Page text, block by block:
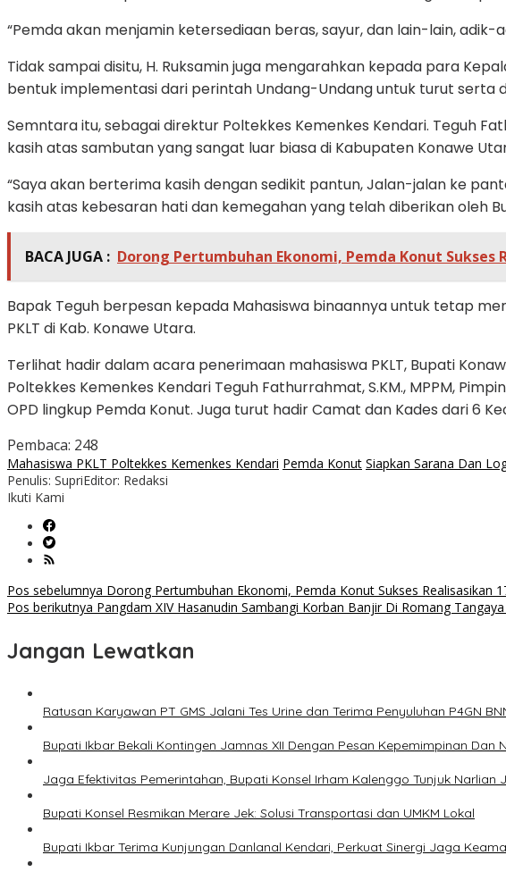
“Pemda akan menjamin ketersediaan beras, sayur, dan lain-lain, adik-
Tidak sampai disitu, H. Ruksamin juga mengarahkan kepada para
bentuk implementasi dari perintah Undang-Undang untuk turut serta
Semntara itu, sebagai direktur Poltekkes Kemenkes Kendari. Teguh
kasih atas sambutan yang sangat luar biasa di Kabupaten Konawe
“Saya akan berterima kasih dengan sedikit pantun, Jalan-jalan ke
kasih atas kebesaran hati dan kemegahan yang telah diberikan oleh
BACA JUGA : Dorong Pertumbuhan Ekonomi, Pemda Konut Sukses
Bapak Teguh berpesan kepada Mahasiswa binaannya untuk tetap
PKLT di Kab. Konawe Utara.
Terlihat hadir dalam acara penerimaan mahasiswa PKLT, Bupati Konawe
Poltekkes Kemenkes Kendari Teguh Fathurrahmat, S.KM., MPPM,
OPD lingkup Pemda Konut. Juga turut hadir Camat dan Kades dari 6
Pembaca: 248
Mahasiswa PKLT Poltekkes Kemenkes Kendari Pemda Konut Siapkan Sarana Dan
Penulis: SupriEditor: Redaksi
Ikuti Kami
Navigasi
Pos sebelumnya Dorong Pertumbuhan Ekonomi, Pemda Konut Sukses Realisasikan
Pos berikutnya Pangdam XIV Hasanudin Sambangi Korban Banjir Di Romang
Jangan Lewatkan
Ratusan Karyawan PT GMS Jalani Tes Urine dan Terima Penyuluhan P4GN
Bupati Ikbar Bekali Kontingen Jamnas XII Dengan Pesan Kepemimpinan Dan
Jaga Efektivitas Pemerintahan, Bupati Konsel Irham Kalenggo Tunjuk Narlian
Bupati Konsel Resmikan Merare Jek: Solusi Transportasi dan UMKM Lokal
Bupati Ikbar Terima Kunjungan Danlanal Kendari, Perkuat Sinergi Jaga